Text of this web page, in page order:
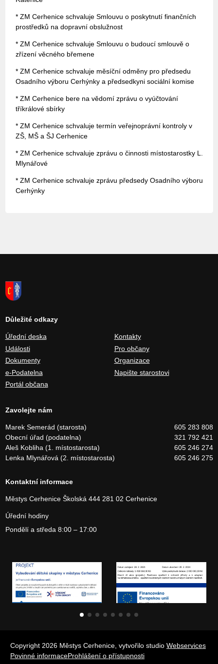
* ZM Cerhenice schvaluje Smlouvu o poskytnutí finančních
prostředků na dopravní obslužnost
* ZM Cerhenice schvaluje Smlouvu o budoucí smlouvě o
zřízení věcného břemene
* ZM Cerhenice schvaluje měsíční odměny pro předsedu
Osadního výboru Cerhýnky a předsedkyni sociální komise
* ZM Cerhenice bere na vědomí zprávu o vyúčtování
tříkrálové sbírky
* ZM Cerhenice schvaluje termín veřejnoprávní kontroly v
ZŠ, MŠ a ŠJ Cerhenice
* ZM Cerhenice schvaluje zprávu o činnosti místostarostky L.
Mlynářové
* ZM Cerhenice schvaluje zprávu předsedy Osadního výboru
Cerhýnky
Důležité odkazy
Úřední deska
Události
Dokumenty
e-Podatelna
Portál občana
Kontakty
Pro občany
Organizace
Napište starostovi
Zavolejte nám
Marek Semerád (starosta)
605 283 808
Obecní úřad (podatelna)
321 792 421
Aleš Kobliha (1. místostarosta)
605 246 274
Lenka Mlynářová (2. místostarosta)
605 246 275
Kontaktní informace
Městys CerheniceŠkolská 444281 02 Cerhenice
Úřední hodiny
Pondělí a středa 8:00 – 17:00
Copyright 2026 Městys Cerhenice, vytvořilo studio Webservices
Povinné informaceProhlášení o přístupnosti